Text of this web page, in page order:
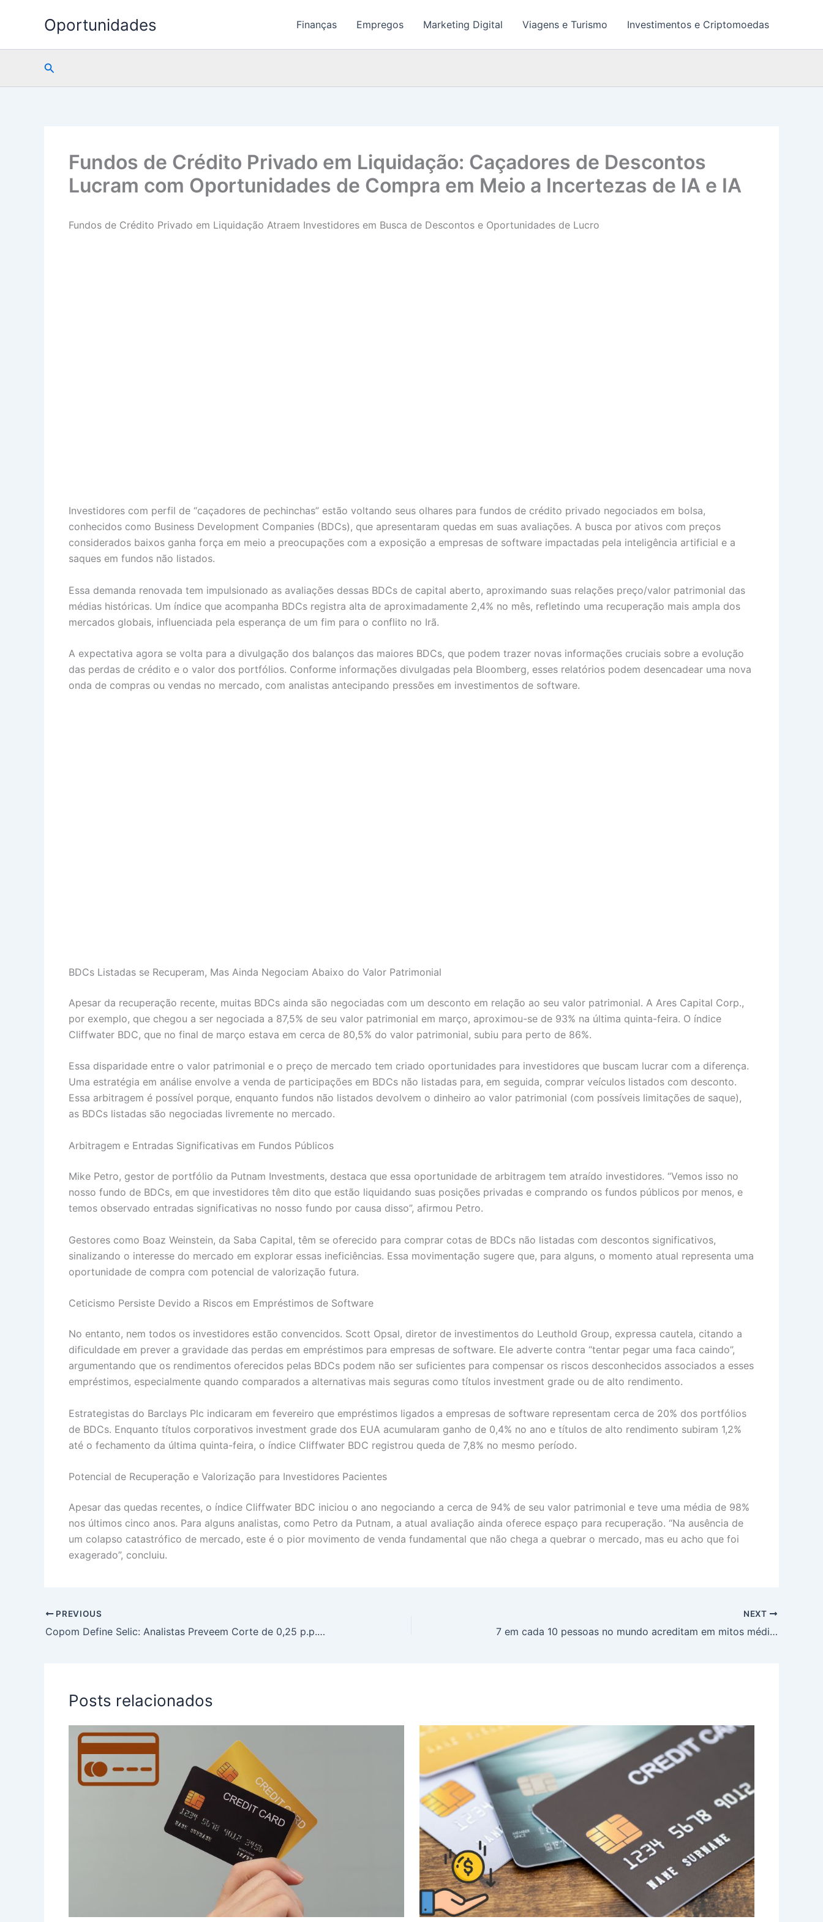
Oportunidades Finanças Empregos Marketing Digital Viagens e Turismo Investimentos e Criptomoedas
Pesquisar
Fundos de Crédito Privado em Liquidação: Caçadores de Descontos
Lucram com Oportunidades de Compra em Meio a Incertezas de IA e IA
Fundos de Crédito Privado em Liquidação Atraem Investidores em Busca de Descontos e Oportunidades de Lucro
Investidores com perfil de “caçadores de pechinchas” estão voltando seus olhares para fundos de crédito privado negociados em bolsa,
conhecidos como Business Development Companies (BDCs), que apresentaram quedas em suas avaliações. A busca por ativos com preços
considerados baixos ganha força em meio a preocupações com a exposição a empresas de software impactadas pela inteligência artificial e a
saques em fundos não listados.
Essa demanda renovada tem impulsionado as avaliações dessas BDCs de capital aberto, aproximando suas relações preço/valor patrimonial das
médias históricas. Um índice que acompanha BDCs registra alta de aproximadamente 2,4% no mês, refletindo uma recuperação mais ampla dos
mercados globais, influenciada pela esperança de um fim para o conflito no Irã.
A expectativa agora se volta para a divulgação dos balanços das maiores BDCs, que podem trazer novas informações cruciais sobre a evolução
das perdas de crédito e o valor dos portfólios. Conforme informações divulgadas pela Bloomberg, esses relatórios podem desencadear uma nova
onda de compras ou vendas no mercado, com analistas antecipando pressões em investimentos de software.
BDCs Listadas se Recuperam, Mas Ainda Negociam Abaixo do Valor Patrimonial
Apesar da recuperação recente, muitas BDCs ainda são negociadas com um desconto em relação ao seu valor patrimonial. A Ares Capital Corp.,
por exemplo, que chegou a ser negociada a 87,5% de seu valor patrimonial em março, aproximou-se de 93% na última quinta-feira. O índice
Cliffwater BDC, que no final de março estava em cerca de 80,5% do valor patrimonial, subiu para perto de 86%.
Essa disparidade entre o valor patrimonial e o preço de mercado tem criado oportunidades para investidores que buscam lucrar com a diferença.
Uma estratégia em análise envolve a venda de participações em BDCs não listadas para, em seguida, comprar veículos listados com desconto.
Essa arbitragem é possível porque, enquanto fundos não listados devolvem o dinheiro ao valor patrimonial (com possíveis limitações de saque),
as BDCs listadas são negociadas livremente no mercado.
Arbitragem e Entradas Significativas em Fundos Públicos
Mike Petro, gestor de portfólio da Putnam Investments, destaca que essa oportunidade de arbitragem tem atraído investidores. “Vemos isso no
nosso fundo de BDCs, em que investidores têm dito que estão liquidando suas posições privadas e comprando os fundos públicos por menos, e
temos observado entradas significativas no nosso fundo por causa disso”, afirmou Petro.
Gestores como Boaz Weinstein, da Saba Capital, têm se oferecido para comprar cotas de BDCs não listadas com descontos significativos,
sinalizando o interesse do mercado em explorar essas ineficiências. Essa movimentação sugere que, para alguns, o momento atual representa uma
oportunidade de compra com potencial de valorização futura.
Ceticismo Persiste Devido a Riscos em Empréstimos de Software
No entanto, nem todos os investidores estão convencidos. Scott Opsal, diretor de investimentos do Leuthold Group, expressa cautela, citando a
dificuldade em prever a gravidade das perdas em empréstimos para empresas de software. Ele adverte contra “tentar pegar uma faca caindo”,
argumentando que os rendimentos oferecidos pelas BDCs podem não ser suficientes para compensar os riscos desconhecidos associados a esses
empréstimos, especialmente quando comparados a alternativas mais seguras como títulos investment grade ou de alto rendimento.
Estrategistas do Barclays Plc indicaram em fevereiro que empréstimos ligados a empresas de software representam cerca de 20% dos portfólios
de BDCs. Enquanto títulos corporativos investment grade dos EUA acumularam ganho de 0,4% no ano e títulos de alto rendimento subiram 1,2%
até o fechamento da última quinta-feira, o índice Cliffwater BDC registrou queda de 7,8% no mesmo período.
Potencial de Recuperação e Valorização para Investidores Pacientes
Apesar das quedas recentes, o índice Cliffwater BDC iniciou o ano negociando a cerca de 94% de seu valor patrimonial e teve uma média de 98%
nos últimos cinco anos. Para alguns analistas, como Petro da Putnam, a atual avaliação ainda oferece espaço para recuperação. “Na ausência de
um colapso catastrófico de mercado, este é o pior movimento de venda fundamental que não chega a quebrar o mercado, mas eu acho que foi
exagerado”, concluiu.
PREVIOUS
Copom Define Selic: Analistas Preveem Corte de 0,25 p.p. em Meio a Inflação e Atividade em Xadrez Complexo
NEXT
7 em cada 10 pessoas no mundo acreditam em mitos médicos desmentidos: O que diz o Relatório Edelman 2026?
Posts relacionados